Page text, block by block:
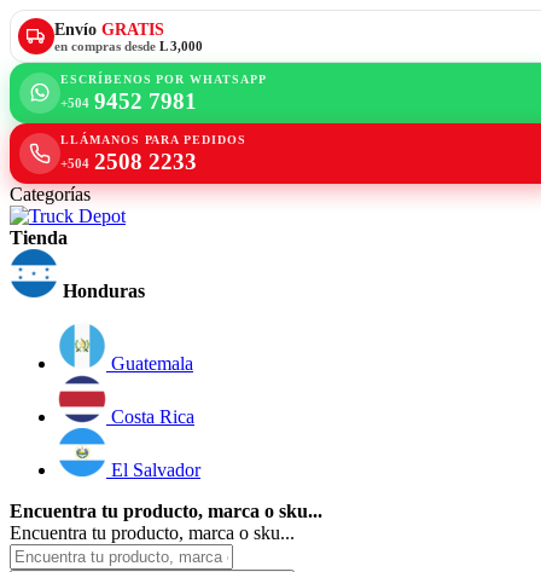
Envío GRATIS
en compras desde L 3,000
ESCRÍBENOS POR WHATSAPP
+504 9452 7981
LLÁMANOS PARA PEDIDOS
+504 2508 2233
Categorías
Tienda
Honduras
Guatemala
Costa Rica
El Salvador
Encuentra tu producto, marca o sku...
Encuentra tu producto, marca o sku...